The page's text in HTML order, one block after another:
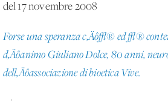
del 17 novembre 2008
Forse una speranza c‚Äô√® ed √®
d‚Äôanimo Giuliano Dolce, 80 anni,
dell‚Äôassociazione di bioetica Vive.